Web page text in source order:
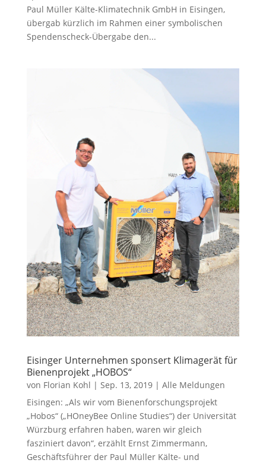
Paul Müller Kälte-Klimatechnik GmbH in Eisingen,
übergab kürzlich im Rahmen einer symbolischen
Spendenscheck-Übergabe den...
Eisinger Unternehmen sponsert Klimagerät für
Bienenprojekt „HOBOS“
von Florian Kohl | Sep. 13, 2019| Alle Meldungen
Eisingen: „Als wir vom Bienenforschungsprojekt
„Hobos“ („HOneyBee Online Studies“) der Universität
Würzburg erfahren haben, waren wir gleich
fasziniert davon“, erzählt Ernst Zimmermann,
Geschäftsführer der Paul Müller Kälte- und